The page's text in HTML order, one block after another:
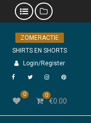
ZOMERACTIE
SHIRTS EN SHORTS
Login/Register
0 0
€0.00